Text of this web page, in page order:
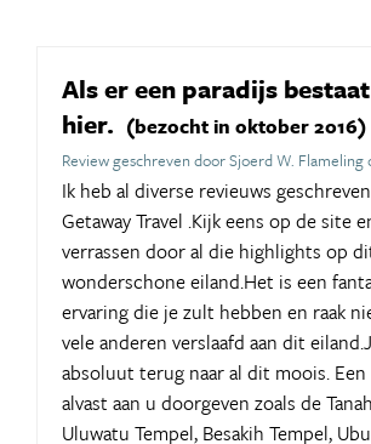
Als er een paradijs
hier. (bezocht in oktober 2016)
Review geschreven door Sjoerd W. Flameling
Ik heb al diverse revieuws
Getaway Travel .Kijk eens op de site
verrassen door al die highlights op
wonderschone eiland.Het is een
ervaring die je zult hebben en raak
vele anderen verslaafd aan dit
absoluut terug naar al dit moois. Een
alvast aan u doorgeven zoals de
Uluwatu Tempel, Besakih Tempel,